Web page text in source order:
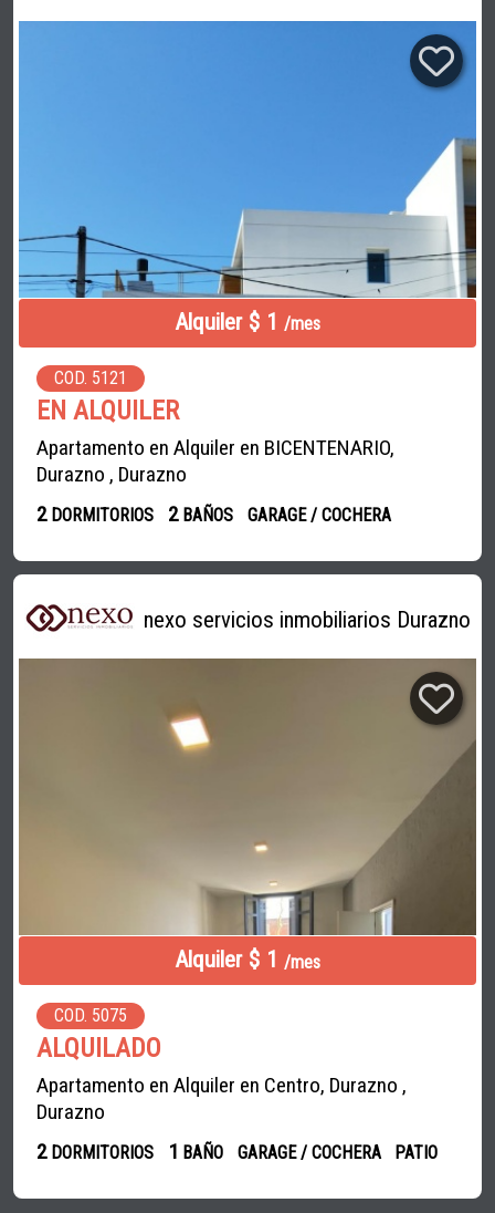
Alquiler $ 1 /mes
COD. 5121
EN ALQUILER
Apartamento en Alquiler en BICENTENARIO,
Durazno , Durazno
2DORMITORIOS 2BAÑOS GARAGE / COCHERA
nexo servicios inmobiliarios Durazno
Alquiler $ 1 /mes
COD. 5075
ALQUILADO
Apartamento en Alquiler en Centro, Durazno ,
Durazno
2DORMITORIOS 1 BAÑO GARAGE / COCHERA PATIO